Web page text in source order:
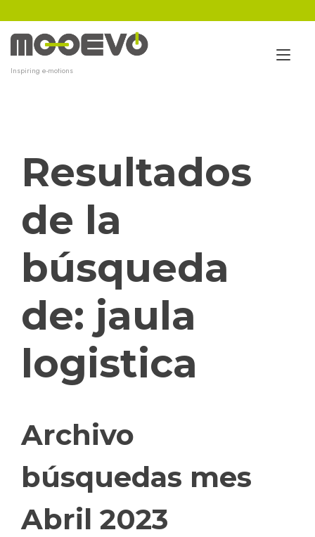
al
contenido
Inspiring e-motions
Resultados
de la
búsqueda
de: jaula
logistica
Archivo
búsquedas mes
Abril 2023